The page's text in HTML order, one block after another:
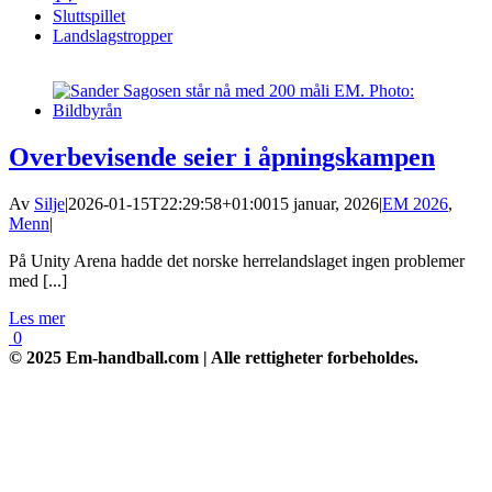
Sluttspillet
Landslagstropper
Overbevisende seier i åpningskampen
Av Silje|2026-01-15T22:29:58+01:0015 januar, 2026|EM 2026,
Menn|
På Unity Arena hadde det norske herrelandslaget ingen problemer
med [...]
Les mer
0
© 2025 Em-handball.com | Alle rettigheter forbeholdes.